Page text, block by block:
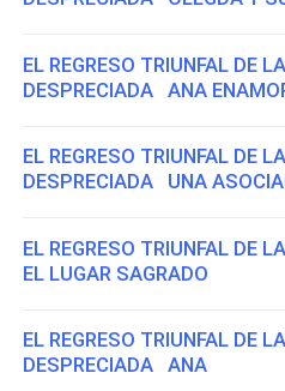
EL REGRESO TRIUNFAL DE
DESPRECIADA ANA
EL REGRESO TRIUNFAL DE
DESPRECIADA UNA
EL REGRESO TRIUNFAL DE
EL LUGAR SAGRADO
EL REGRESO TRIUNFAL DE
DESPRECIADA ANA